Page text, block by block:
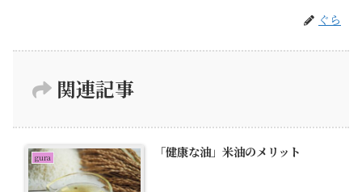
ぐら
関連記事
gura 「健康な油」米油のメリット